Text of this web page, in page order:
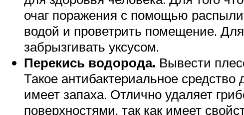
очаг поражения с помощью
водой и проветрить помещение.
забрызгивать уксусом.
Перекись водорода. Вывести
Такое антибактериальное
имеет запаха. Отлично удаляет
поверхностями, так как имеет